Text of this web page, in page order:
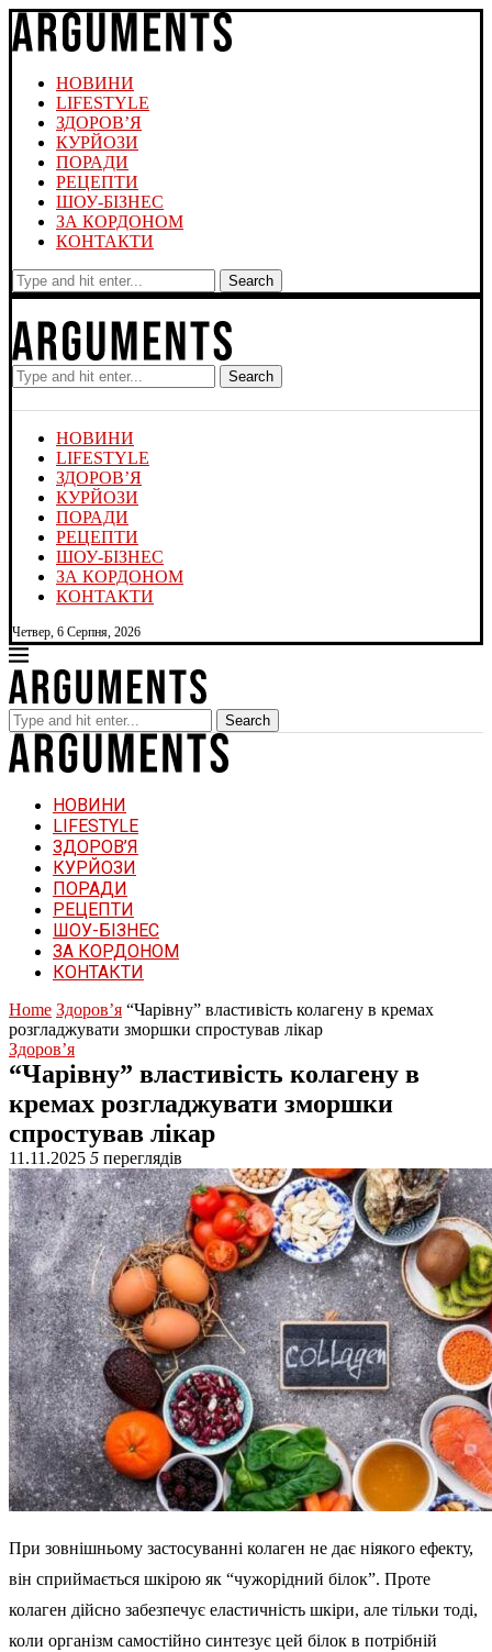
НОВИНИ
LIFESTYLE
ЗДОРОВ’Я
КУРЙОЗИ
ПОРАДИ
РЕЦЕПТИ
ШОУ-БІЗНЕС
ЗА КОРДОНОМ
КОНТАКТИ
Search
Search
НОВИНИ
LIFESTYLE
ЗДОРОВ’Я
КУРЙОЗИ
ПОРАДИ
РЕЦЕПТИ
ШОУ-БІЗНЕС
ЗА КОРДОНОМ
КОНТАКТИ
Четвер, 6 Серпня, 2026
Search
НОВИНИ
LIFESTYLE
ЗДОРОВ’Я
КУРЙОЗИ
ПОРАДИ
РЕЦЕПТИ
ШОУ-БІЗНЕС
ЗА КОРДОНОМ
КОНТАКТИ
Home Здоров’я “Чарівну” властивість колагену в кремах
розгладжувати зморшки спростував лікар
Здоров’я
“Чарівну” властивість колагену в
кремах розгладжувати зморшки
спростував лікар
11.11.2025 5 переглядів
При зовнішньому застосуванні колаген не дає ніякого ефекту,
він сприймається шкірою як “чужорідний білок”. Проте
колаген дійсно забезпечує еластичність шкіри, але тільки тоді,
коли організм самостійно синтезує цей білок в потрібній